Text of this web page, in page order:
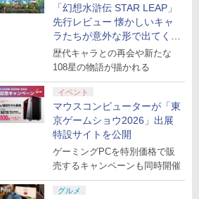
「幻想水滸伝 STAR LEAP」
先行レビュー 懐かしいキャ
ラたちが意外な形で出てくる
シリーズ完全新作！
歴代キャラとの再会や新たな
108星の物語が描かれる
イベント
マウスコンピューターが「東
京ゲームショウ2026」出展
特設サイトを公開
ゲーミングPCを特別価格で販
売するキャンペーンも同時開催
グルメ